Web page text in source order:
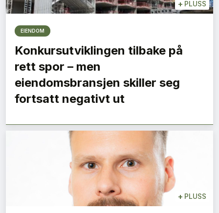
+ PLUSS
EIENDOM
Konkursutviklingen tilbake på
rett spor – men
eiendomsbransjen skiller seg
fortsatt negativt ut
+ PLUSS